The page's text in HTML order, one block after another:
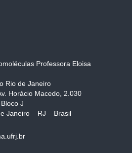
Professora Eloisa
Rio de Janeiro
Horácio Macedo, 2.030
J
Janeiro – RJ – Brasil